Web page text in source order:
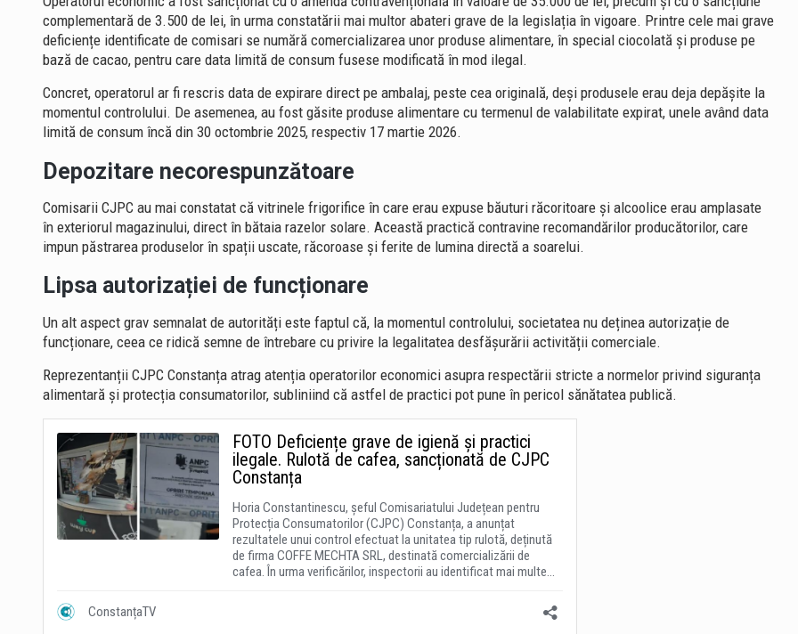
complementară de 3.500 de lei, în urma constatării mai multor abateri grave de la legislația în vigoare. Printre cele mai grave
deficiențe identificate de comisari se numără comercializarea unor produse alimentare, în special ciocolată și produse pe
bază de cacao, pentru care data limită de consum fusese modificată în mod ilegal.
Concret, operatorul ar fi rescris data de expirare direct pe ambalaj, peste cea originală, deși produsele erau deja depășite la
momentul controlului. De asemenea, au fost găsite produse alimentare cu termenul de valabilitate expirat, unele având data
limită de consum încă din 30 octombrie 2025, respectiv 17 martie 2026.
Depozitare necorespunzătoare
Comisarii CJPC au mai constatat că vitrinele frigorifice în care erau expuse băuturi răcoritoare și alcoolice erau amplasate
în exteriorul magazinului, direct în bătaia razelor solare. Această practică contravine recomandărilor producătorilor, care
impun păstrarea produselor în spații uscate, răcoroase și ferite de lumina directă a soarelui.
Lipsa autorizației de funcționare
Un alt aspect grav semnalat de autorități este faptul că, la momentul controlului, societatea nu deținea autorizație de
funcționare, ceea ce ridică semne de întrebare cu privire la legalitatea desfășurării activității comerciale.
Reprezentanții CJPC Constanța atrag atenția operatorilor economici asupra respectării stricte a normelor privind siguranța
alimentară și protecția consumatorilor, subliniind că astfel de practici pot pune în pericol sănătatea publică.